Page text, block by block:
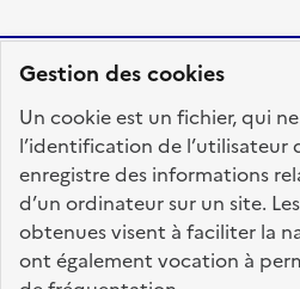
Gestion des cookies
Un cookie est un fichier, qui
l’identification de l’utilisateur
enregistre des informations
d’un ordinateur sur un site.
obtenues visent à faciliter la
ont également vocation à
FRANÇAISE
fonction-publique.gouv.fr